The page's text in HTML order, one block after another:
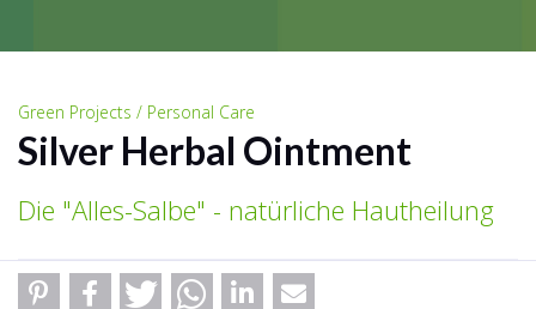
Green Projects / Personal Care
Silver Herbal Ointment
Die "Alles-Salbe" - natürliche Hautheilung